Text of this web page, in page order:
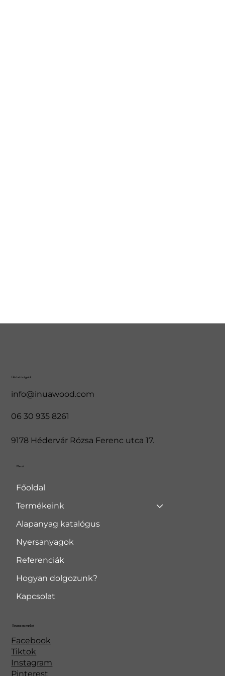
Elérhetőségeink
info@inuawood.com
06 30 935 8261
9178 Hédervár Rózsa Ferenc utca 17.
Menü
Főoldal
Termékeink
Alapanyag katalógus
Nyersanyagok
Referenciák
Hogyan dolgozunk?
Kapcsolat
Facebook
Tiktok
Instagram
Pinterest
Kövessen minket